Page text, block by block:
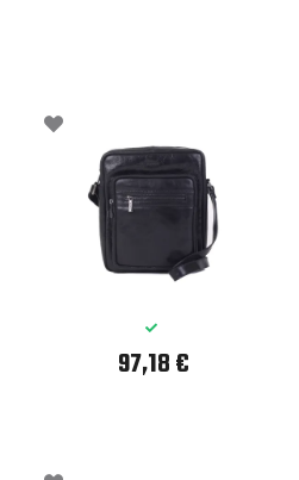
97,18 €